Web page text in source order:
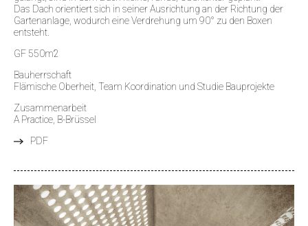
Das Dach orientiert sich in seiner Ausrichtung an der Richtung der
Gartenanlage, wodurch eine Verdrehung um 90° zu den Boxen
entsteht.
GF 550m2
Bauherrschaft
Flämische Oberheit, Team Koordination und Studie Bauprojekte
Zusammenarbeit
A Practice, B-Brüssel
PDF